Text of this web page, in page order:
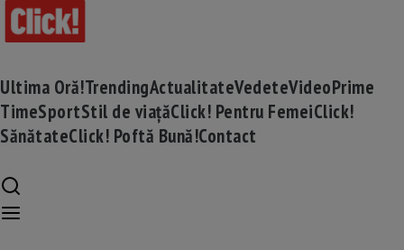
Ultima Oră!TrendingActualitateVedeteVideoPrime
TimeSportStil de viațăClick! Pentru FemeiClick!
SănătateClick! Poftă Bună!Contact